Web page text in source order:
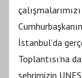
İstanbul’da
Toplantısı’na
şehrimizin